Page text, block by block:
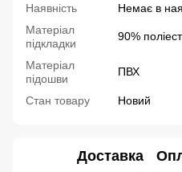
Наявність
Немає в
Матеріал
підкладки
90%
Матеріал
підошви
ПВХ
Стан товару Новий
Доставка